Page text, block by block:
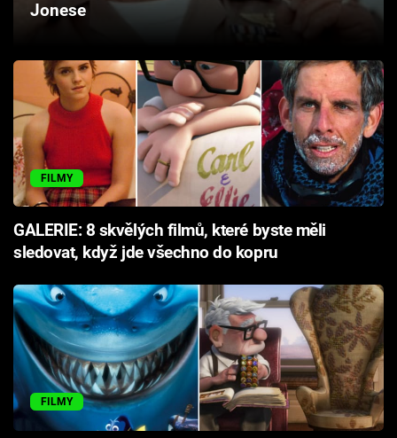
Sledujte prima+
Přihlášení
Sledujte nás
Jonese
FILMY
GALERIE: 8 skvělých filmů, které byste měli
sledovat, když jde všechno do kopru
FILMY